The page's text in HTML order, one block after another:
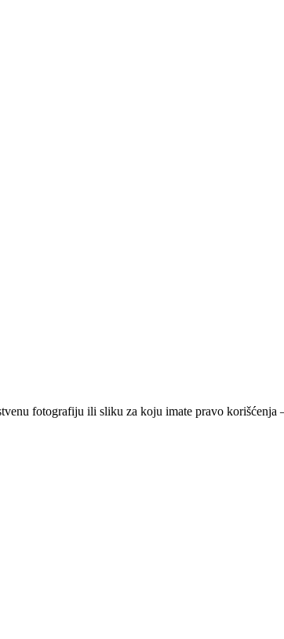
fotografiju ili sliku za koju imate pravo